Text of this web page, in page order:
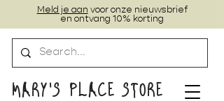
MARY'S PLACE STORE
Meld je aan voor onze nieuwsbrief
en ontvang 10% korting